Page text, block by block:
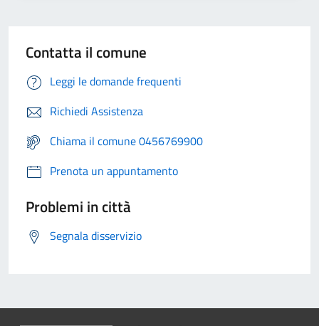
Contatta il comune
Leggi le domande frequenti
Richiedi Assistenza
Chiama il comune 0456769900
Prenota un appuntamento
Problemi in città
Segnala disservizio